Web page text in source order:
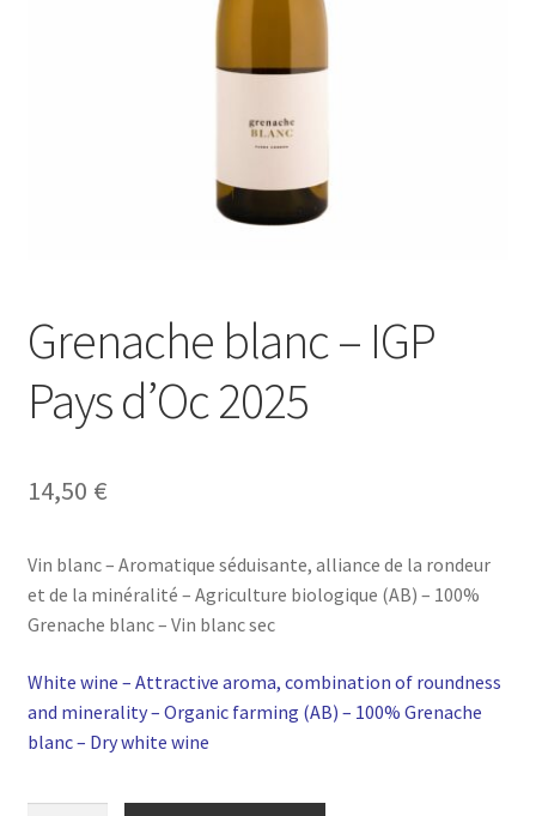
Grenache blanc – IGP
Pays d’Oc 2025
14,50 €
Vin blanc – Aromatique séduisante, alliance de la rondeur
et de la minéralité – Agriculture biologique (AB) – 100%
Grenache blanc – Vin blanc sec
White wine – Attractive aroma, combination of roundness
and minerality – Organic farming (AB) – 100% Grenache
blanc – Dry white wine